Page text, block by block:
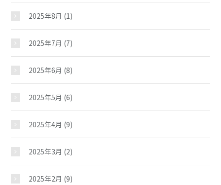
2025年8月 (1)
2025年7月 (7)
2025年6月 (8)
2025年5月 (6)
2025年4月 (9)
2025年3月 (2)
2025年2月 (9)